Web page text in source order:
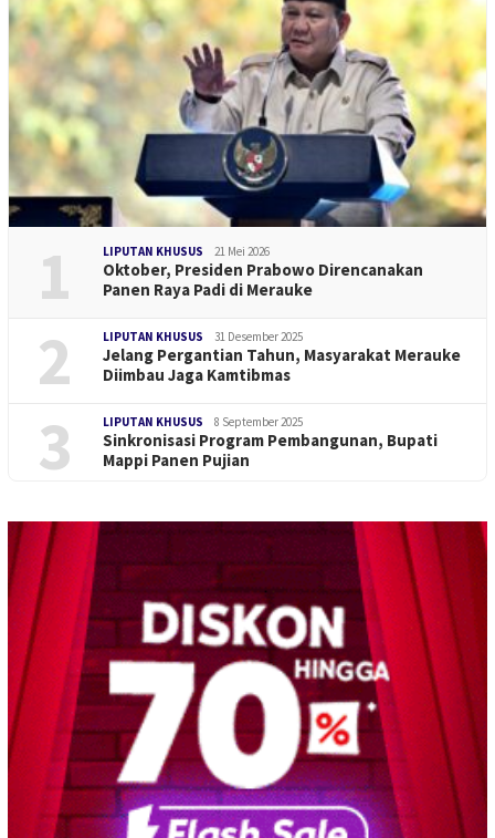
1 LIPUTAN KHUSUS 21 Mei 2026
Oktober, Presiden Prabowo Direncanakan
Panen Raya Padi di Merauke
2 LIPUTAN KHUSUS 31 Desember 2025
Jelang Pergantian Tahun, Masyarakat Merauke
Diimbau Jaga Kamtibmas
3 LIPUTAN KHUSUS 8 September 2025
Sinkronisasi Program Pembangunan, Bupati
Mappi Panen Pujian